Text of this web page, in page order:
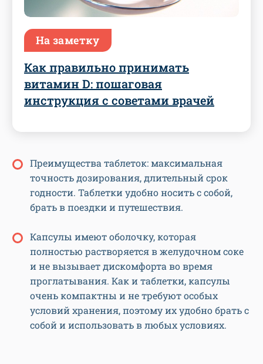
На заметку
Как правильно принимать
витамин D: пошаговая
инструкция с советами врачей
Преимущества таблеток: максимальная
точность дозирования, длительный срок
годности. Таблетки удобно носить с собой,
брать в поездки и путешествия.
Капсулы имеют оболочку, которая
полностью растворяется в желудочном соке
и не вызывает дискомфорта во время
проглатывания. Как и таблетки, капсулы
очень компактны и не требуют особых
условий хранения, поэтому их удобно брать с
собой и использовать в любых условиях.